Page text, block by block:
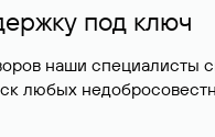
под ключ
наши специалисты
любых